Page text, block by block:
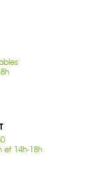
et 14h-18h